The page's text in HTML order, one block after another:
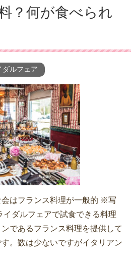
？何が食べられ
ダルフェア
はフランス料理が一般的 ※写
ダルフェアで試食できる料理
であるフランス料理を提供して
。数は少ないですがイタリアン